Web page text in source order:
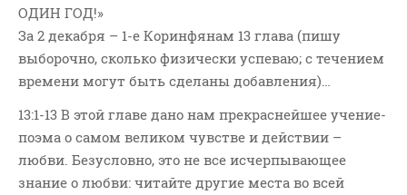
СЛОВО-АУДИО
СЛОВО-ВИДЕО
ВОПРОСЫ ПАСТОРУ
КОНТАКТ
РУБРИКИ
Аудио
ОДИН ГОД!»
За 2 декабря – 1-е Коринфянам 13 глава (пишу
выборочно, сколько физически успеваю; с течением
времени могут быть сделаны добавления)…
13:1-13 В этой главе дано нам прекраснейшее учение-
поэма о самом великом чувстве и действии –
любви. Безусловно, это не все исчерпывающее
знание о любви: читайте другие места во всей